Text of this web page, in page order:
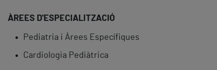
ÀREES D'ESPECIALITZACIÓ
Pediatria i Àrees Específiques
Cardiologia Pediàtrica